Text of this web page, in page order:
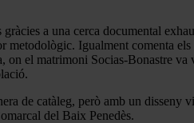
a una cerca documental
Igualment comenta
el matrimoni Socias-Bonastre
de catàleg, però amb un
del Baix Penedès.